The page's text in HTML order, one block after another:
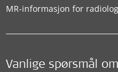
MR-informasjon for
Vanlige spørsmål